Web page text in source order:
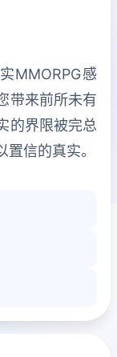
MMORPG感
带来前所未有
的界限被完总
信的真实。